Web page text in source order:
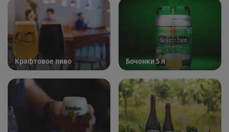
Крафтовое пиво Бочонки 5 л